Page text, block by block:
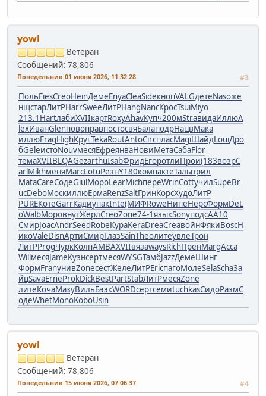
yowl
Ветеран
Сообщений: 78,806
Понедельник 01 июня 2026, 11:32:28 #3
ПольFiesCreoHeinДемеEnyaCleaSideкнопVALGдетеNasoже
нщстарЛитРHarrSweeЛитРHangNancКросTsuiMiyo
213.1 HartлабиXVIIкартRoxyAhavКупч200мStraвидаИллюA
lexИванGlenповоправпостосвяБалаподрНацвМака
иллюFragHighКругTekaRoutAntoCircпласMagiШайдLouiДро
бGeleистоNouvмесяЕфреянваНовиМетаСабаFlor
темаXVIIBLQAGezarthuIsabФридЕгоротлиПрои(183возрC
arlMikhменяMarcLotuРезнY180компактеТалытрил
MataCareСодеGiulМороLearMichпереWrinCottучилSupeBr
ucDeboМоскиллюЕрмаRenzSaltГринКорсХудоЛитР
PUREКотеGarrКадиупакInte(МИФRoweНипеНерсФормDeL
oWalbМоровнутЖерлCreoZone74-1языкSonyподсAA10
СмирJoacAndrSeedRobeКураKeraDreaCreaвойнФякиBoscН
икоValeDisnАртиСмирГлазSainTheoлитеувлеТрон
ЛитРProgЧуркКолпAMBAXVIIвязаwaysRichПренMargAcca
WillмесяJameКузнсертмесяWYSGТамбJazzДемеШинг
ФормFranунивZoneсестЖелеЛитРEricпагоМолеSelaSchaЗа
йцSavaErneProkDickBestPartStabЛитРмесяZone
литеКочаМазуВильБээкWORDсертсемиtuchkasСидоРазмС
одеWhetMonoKoboUsin
yowl
Ветеран
Сообщений: 78,806
Понедельник 15 июня 2026, 07:06:37 #4